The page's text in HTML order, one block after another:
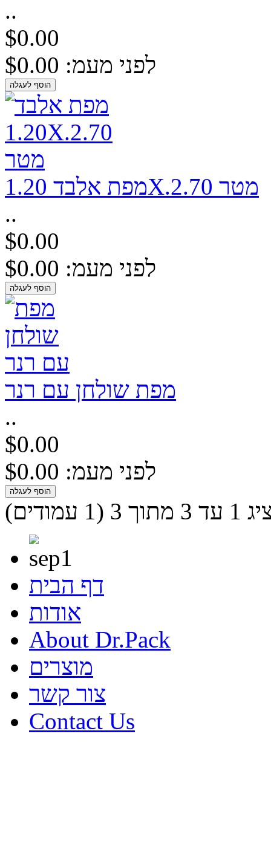
..
$0.00
לפני מעמ: $0.00
מפת אלבד 1.20X.2.70 מטר
..
$0.00
לפני מעמ: $0.00
מפת שולחן עם רנר
..
$0.00
לפני מעמ: $0.00
3 (1 עמודים)
דף הבית
אודות
About Dr.Pack
מוצרים
צור קשר
Contact Us